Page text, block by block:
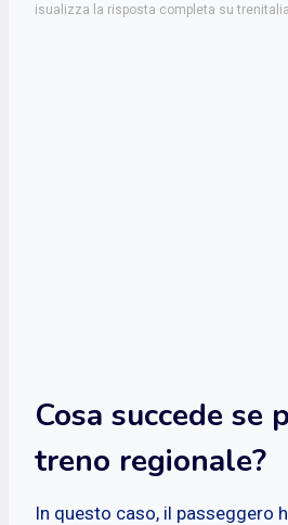
isualizza la risposta completa su
Cosa succede se
treno regionale?
In questo caso, il passeggero